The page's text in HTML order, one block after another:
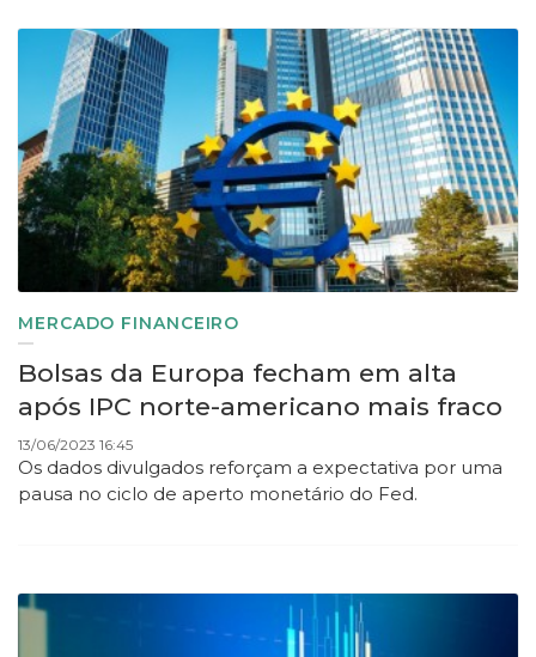
MERCADO FINANCEIRO
Bolsas da Europa fecham em alta
após IPC norte-americano mais fraco
13/06/2023 16:45
Os dados divulgados reforçam a expectativa por uma
pausa no ciclo de aperto monetário do Fed.